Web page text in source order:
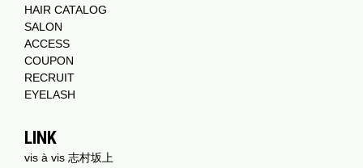
HAIR CATALOG
SALON
ACCESS
COUPON
RECRUIT
EYELASH
LINK
vis à vis 志村坂上